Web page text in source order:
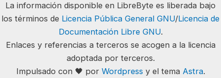
La información disponible en LibreByte es liberada bajo
los términos de Licencia Pública General GNU/Licencia de
Documentación Libre GNU.
Enlaces y referencias a terceros se acogen a la licencia
adoptada por terceros.
Impulsado con 🖤 por Wordpress y el tema Astra.